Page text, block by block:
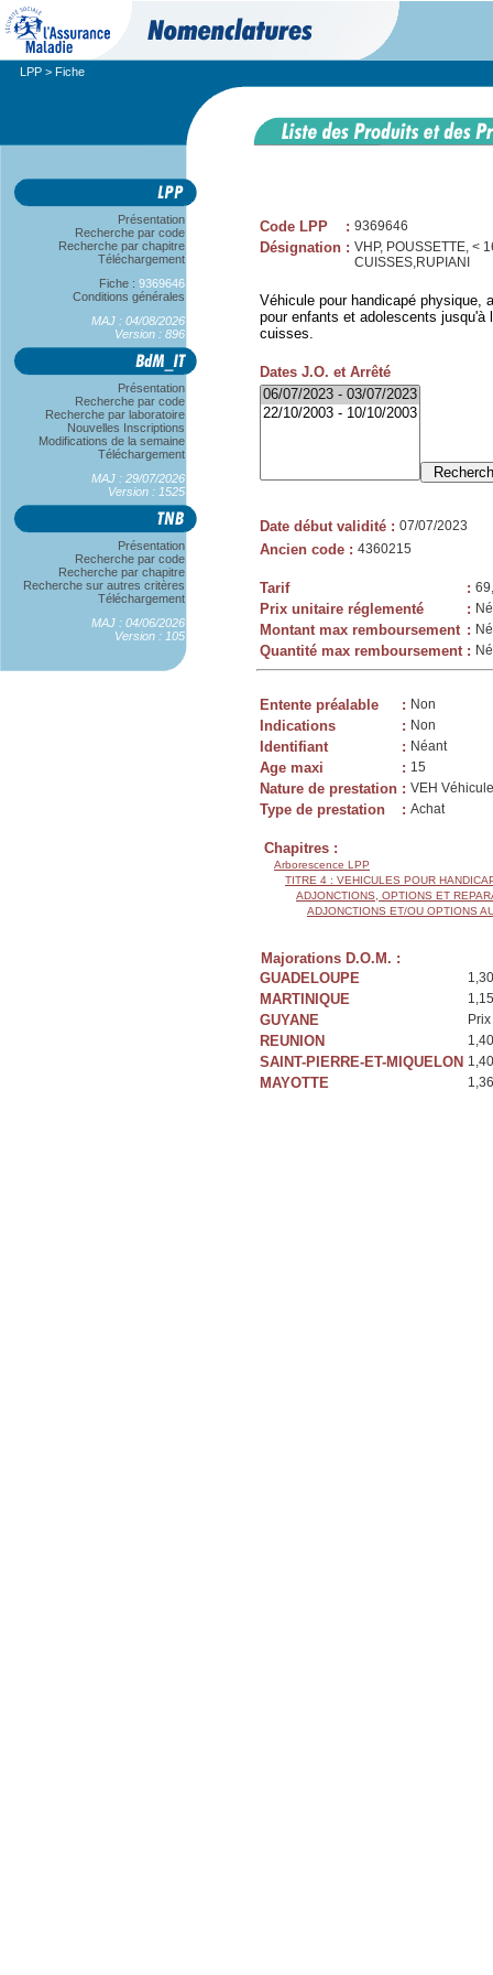
LPP > Fiche
Présentation
Recherche par code
Recherche par chapitre
Téléchargement
Fiche : 9369646
Conditions générales
MAJ : 04/08/2026
Version : 896
Présentation
Recherche par code
Recherche par laboratoire
Nouvelles Inscriptions
Modifications de la semaine
Téléchargement
MAJ : 29/07/2026
Version : 1525
Présentation
Recherche par code
Recherche par chapitre
Recherche sur autres critères
Téléchargement
MAJ : 04/06/2026
Version : 105
Code LPP : 9369646
Désignation : VHP, POUSSETTE, <
CUISSES,RUPIANI
Véhicule pour handicapé physique,
pour enfants et adolescents jusqu'à
cuisses.
Dates J.O. et Arrêté
Date début validité : 07/07/2023
Ancien code : 4360215
Tarif :
Prix unitaire réglementé :
Montant max remboursement :
Quantité max remboursement :
Entente préalable : Non
Indications : Non
Identifiant : Néant
Age maxi : 15
Nature de prestation : VEH
Type de prestation : Achat
Chapitres :
Arborescence LPP
TITRE 4 : VEHICULES POUR
ADJONCTIONS, OPTIONS ET
ADJONCTIONS ET/OU OPTIONS
Majorations D.O.M. :
GUADELOUPE
MARTINIQUE
GUYANE
REUNION
SAINT-PIERRE-ET-MIQUELON
MAYOTTE